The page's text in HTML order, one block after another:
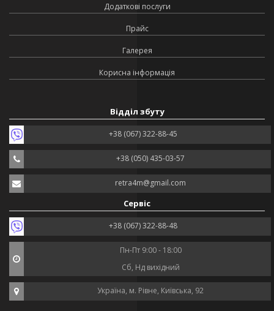
Додаткові послуги
Прайс
Галерея
Корисна інформація
Відділ збуту
+38 (067) 322-88-45
+38 (050) 435-03-57
retra4m@gmail.com
Сервіс
+38 (067) 322-88-48
Пн-Пт 9:00 - 18:00
Сб, Нд вихідний
Україна, м. Рівне, Київська, 92